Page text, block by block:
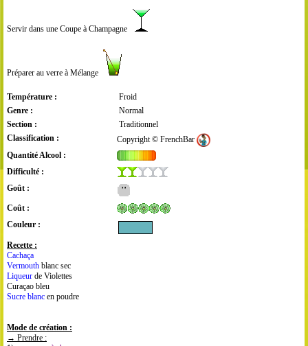
Servir dans une Coupe à Champagne
Préparer au verre à Mélange
Température :
Froid
Genre :
Normal
Section :
Traditionnel
Classification :
Copyright © FrenchBar
Quantité Alcool :
Difficulté :
Goût :
Coût :
Couleur :
Recette :
Cachaça
Vermouth blanc sec
Liqueur de Violettes
Curaçao bleu
Sucre blanc en poudre
Mode de création :
→ Prendre :